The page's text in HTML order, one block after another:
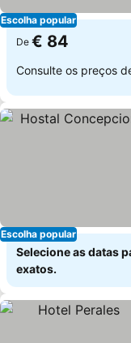
Escolha popular
De € 84
Consulte os preços
Escolha popular
Selecione as datas
exatos.